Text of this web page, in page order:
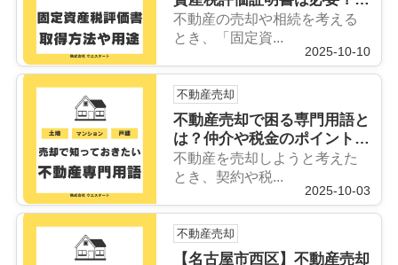
得方法や用途も解説
不動産の売却や相続を考える
とき、「固定資...
2025-10-10
不動産売却
不動産売却で困る専門用語と
は？仲介や税金のポイントも
【名古屋空き家・相続不動産
売却センター】がご紹介
不動産を売却しようと考えた
とき、契約や税...
2025-10-03
不動産売却
【名古屋市西区】不動産売却